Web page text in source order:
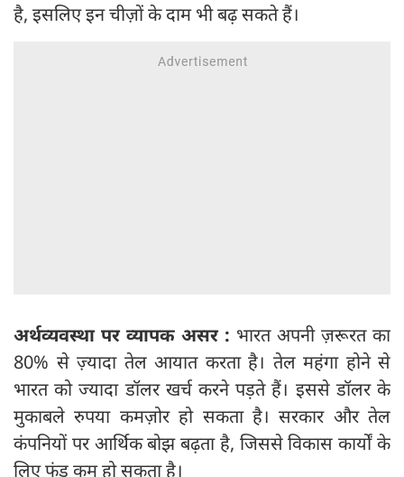
है, इसलिए इन चीज़ों के दाम भी बढ़ सकते हैं।
अर्थव्यवस्था पर व्यापक असर : भारत अपनी ज़रूरत का
80% से ज़्यादा तेल आयात करता है। तेल महंगा होने से
भारत को ज्यादा डॉलर खर्च करने पड़ते हैं। इससे डॉलर के
मुकाबले रुपया कमज़ोर हो सकता है। सरकार और तेल
कंपनियों पर आर्थिक बोझ बढ़ता है, जिससे विकास कार्यों के
लिए फंड कम हो सकता है।